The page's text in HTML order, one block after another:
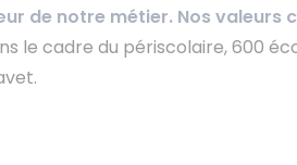
de notre métier. Nos valeurs
le cadre du périscolaire, 600